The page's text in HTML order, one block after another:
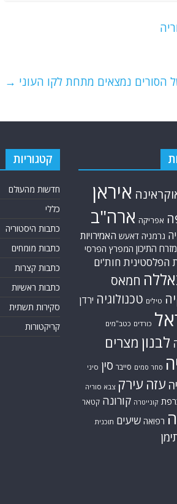
הסורים נמצאים מתחת לקו העוני →
איראן
אפריקה ארה"ב
גרמניה דאעש האמירויות
התיכון המפרץ הפרסי
הפלסטינית חות'ים
חמאס
טילים טכנולוגיה ירדן
כורדים כטב"מים
לבנון מצרים
סחר סמים סייבר סין סיני
עזה עירק צבא סוריה
קונייטרה קורונה קטאר
רפואה שיעים תוכנית
קטגוריות
חדשות מהעולם
כללי
כתבות היסטוריה
כתבות מומחים
כתבות קצרות
כתבות ראשיות
סקירות תשתית
קריקטורות